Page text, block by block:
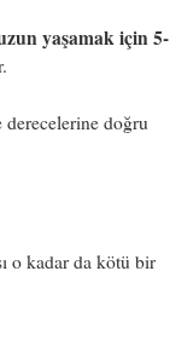
yaşamak için 5-
derecelerine doğru
o kadar da kötü bir